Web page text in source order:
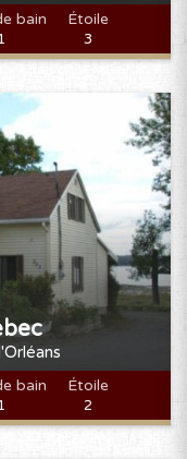
13
20
21
V
S
3
5
11
18
25
bain Étoile
3
bain Étoile
2